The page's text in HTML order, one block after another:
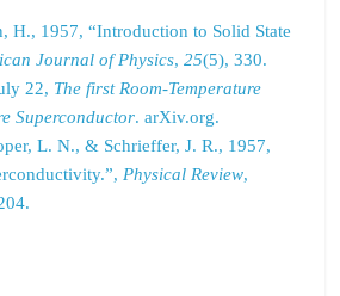
H., 1957, “Introduction to Solid State
Journal of Physics,25(5), 330.
22, The first Room-Temperature
Superconductor. arXiv.org.
L. N., & Schrieffer, J. R., 1957,
Physical Review,